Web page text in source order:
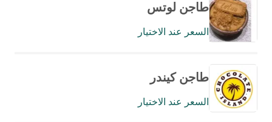
طاجن لوتس
السعر عند الاختيار
طاجن كيندر
السعر عند الاختيار